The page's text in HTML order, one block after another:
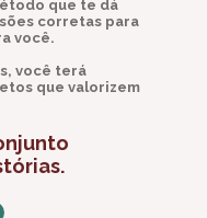
que te dá
corretas para
você.
você terá
que valorizem